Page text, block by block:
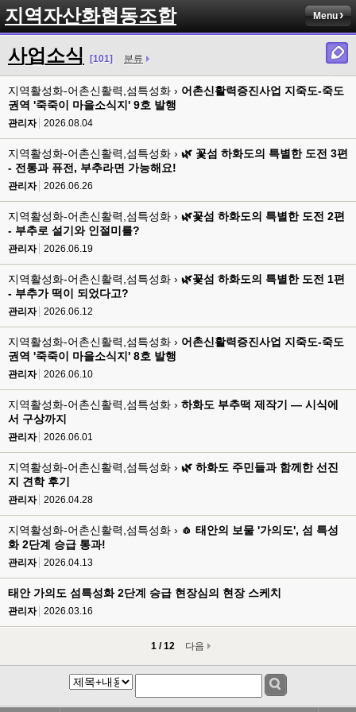
지역자산화협동조합 Menu
사업소식 [101] 분류
지역활성화-어촌신활력,섬특성화 › 어촌신활력증진사업 지죽도-죽도
권역 '죽죽이 마을소식지' 9호 발행
관리자 2026.08.04
지역활성화-어촌신활력,섬특성화 › 🌿 꽃섬 하화도의 특별한 도전 3편
- 전통과 퓨전, 부추라면 가능해요!
관리자 2026.06.26
지역활성화-어촌신활력,섬특성화 › 🌿꽃섬 하화도의 특별한 도전 2편
- 부추로 설기와 인절미를?
관리자 2026.06.19
지역활성화-어촌신활력,섬특성화 › 🌿꽃섬 하화도의 특별한 도전 1편
- 부추가 떡이 되었다고?
관리자 2026.06.12
지역활성화-어촌신활력,섬특성화 › 어촌신활력증진사업 지죽도-죽도
권역 '죽죽이 마을소식지' 8호 발행
관리자 2026.06.10
지역활성화-어촌신활력,섬특성화 › 하화도 부추떡 제작기 — 시식에
서 구상까지
관리자 2026.06.01
지역활성화-어촌신활력,섬특성화 › 🌿 하화도 주민들과 함께한 선진
지 견학 후기
관리자 2026.04.28
지역활성화-어촌신활력,섬특성화 › 🧄 태안의 보물 '가의도', 섬 특성
화 2단계 승급 통과!
관리자 2026.04.13
태안 가의도 섬특성화 2단계 승급 현장심의 현장 스케치
관리자 2026.03.16
1 / 12 다음